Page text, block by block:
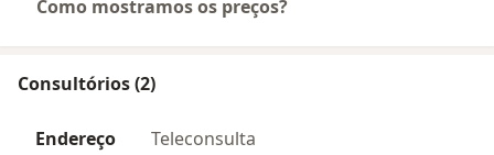
Como mostramos os preços?
Consultórios (2)
Endereço Teleconsulta